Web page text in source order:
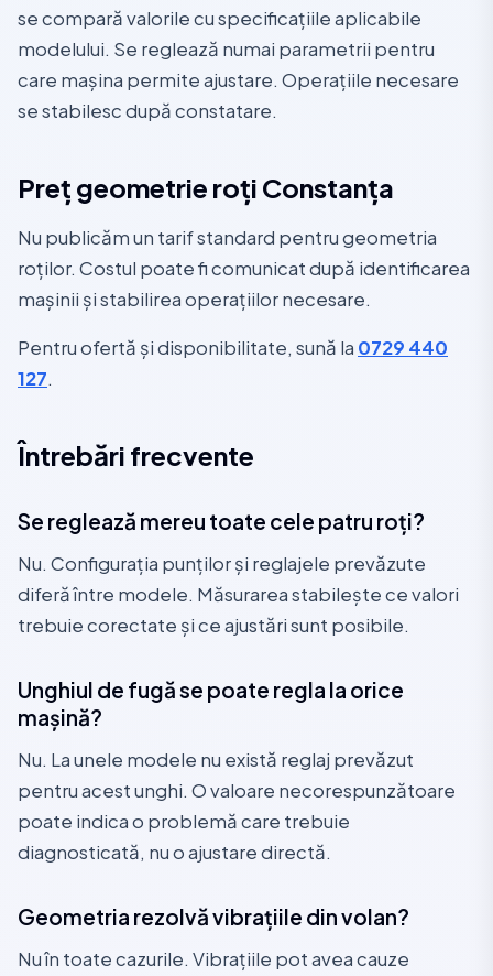
se compară valorile cu specificațiile aplicabile
modelului. Se reglează numai parametrii pentru
care mașina permite ajustare. Operațiile necesare
se stabilesc după constatare.
Preț geometrie roți Constanța
Nu publicăm un tarif standard pentru geometria
roților. Costul poate fi comunicat după identificarea
mașinii și stabilirea operațiilor necesare.
Pentru ofertă și disponibilitate, sună la 0729 440
127.
Întrebări frecvente
Se reglează mereu toate cele patru roți?
Nu. Configurația punților și reglajele prevăzute
diferă între modele. Măsurarea stabilește ce valori
trebuie corectate și ce ajustări sunt posibile.
Unghiul de fugă se poate regla la orice
mașină?
Nu. La unele modele nu există reglaj prevăzut
pentru acest unghi. O valoare necorespunzătoare
poate indica o problemă care trebuie
diagnosticată, nu o ajustare directă.
Geometria rezolvă vibrațiile din volan?
Nu în toate cazurile. Vibrațiile pot avea cauze